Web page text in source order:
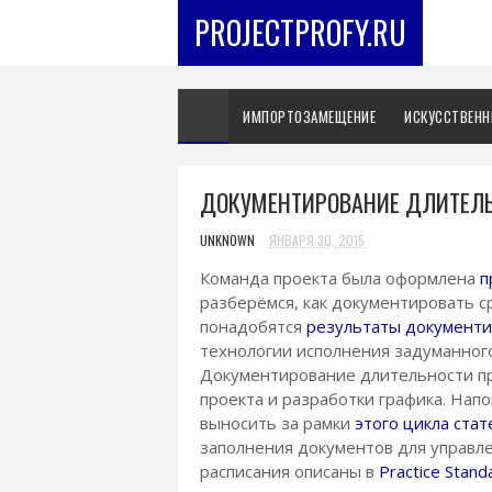
PROJECTPROFY.RU
ИМПОРТОЗАМЕЩЕНИЕ
ДОКУМЕНТИРОВАНИЕ
UNKNOWN ЯНВАРЯ 30, 2015
Команда проекта была оформлена
разберёмся, как документировать
понадобятся результаты
технологии исполнения
Документирование длительности
проекта и разработки графика.
выносить за рамки этого цикла
заполнения документов для
расписания описаны в Practice